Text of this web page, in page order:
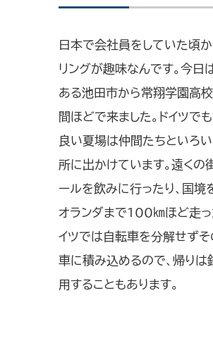
日本で会社員をしていた頃か
リングが趣味なんです。今日
ある池田市から常翔学園高
間ほどで来ました。ドイツで
良い夏場は仲間たちといろ
所に出かけています。遠くの
ールを飲みに行ったり、国境
オランダまで100㎞ほど走っ
イツでは自転車を分解せずそ
車に積み込めるので、帰りは
用することもあります。